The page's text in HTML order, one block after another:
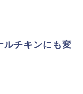
ルチキンにも変